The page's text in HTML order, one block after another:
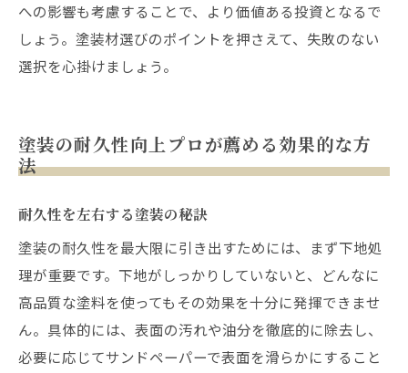
への影響も考慮することで、より価値ある投資となるで
しょう。塗装材選びのポイントを押さえて、失敗のない
選択を心掛けましょう。
塗装の耐久性向上プロが薦める効果的な方
法
耐久性を左右する塗装の秘訣
塗装の耐久性を最大限に引き出すためには、まず下地処
理が重要です。下地がしっかりしていないと、どんなに
高品質な塗料を使ってもその効果を十分に発揮できませ
ん。具体的には、表面の汚れや油分を徹底的に除去し、
必要に応じてサンドペーパーで表面を滑らかにすること